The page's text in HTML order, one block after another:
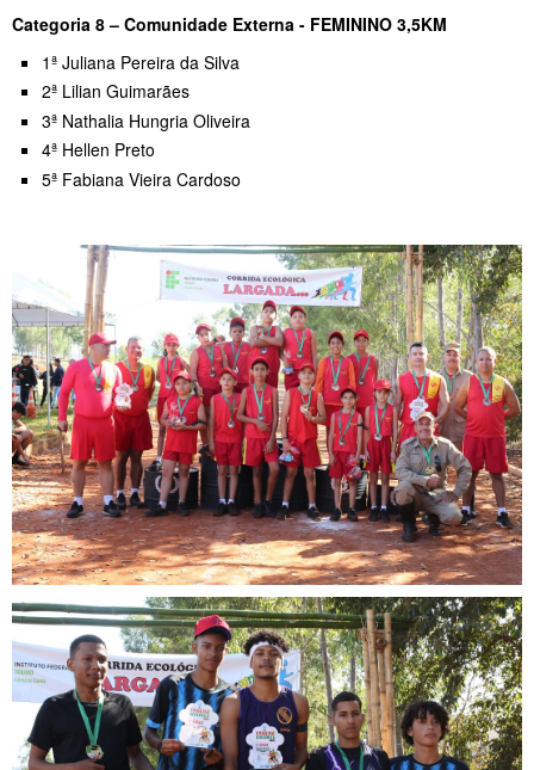
Categoria 8 – Comunidade Externa - FEMININO 3,5KM
1ª Juliana Pereira da Silva
2ª Lilian Guimarães
3ª Nathalia Hungria Oliveira
4ª Hellen Preto
5ª Fabiana Vieira Cardoso